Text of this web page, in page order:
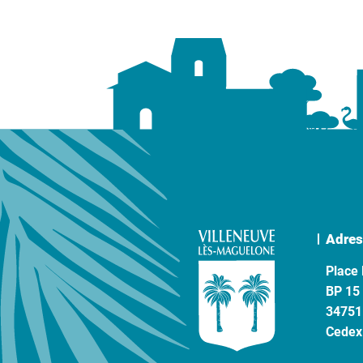
Place
BP 15
Cedex